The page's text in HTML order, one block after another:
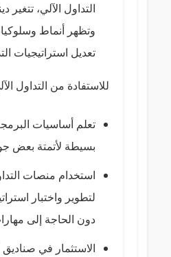
التداول الآلي، تتغير
وتظهر أنماط
تعديل استراتيجيات
للاستفادة من التداول
تعلم أساسيات
بسيطة لأتمتة بعض
استخدام منصات
لتطوير واختبار
دون الحاجة إلى
الاستثمار في صناديق